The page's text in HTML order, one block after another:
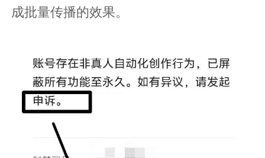
成批量传播的效果。